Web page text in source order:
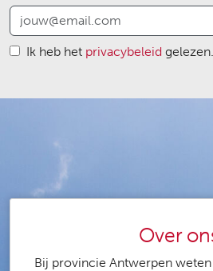
Ik heb het privacybeleid gelezen.
Over
Bij provincie Antwerpen